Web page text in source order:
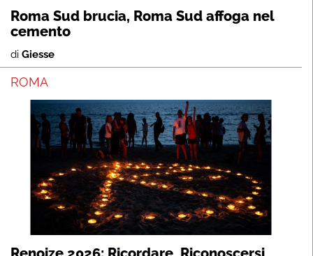
Roma Sud brucia, Roma Sud affoga nel
cemento
di Giesse
ROMA